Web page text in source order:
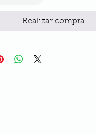
Realizar compra